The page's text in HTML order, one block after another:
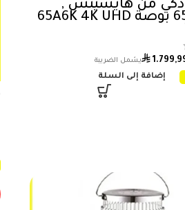
ذكي من هايسينس ,
مقاس 65 بوصة 65A6K 4K UHD
⃁
إضافة إلى السلة